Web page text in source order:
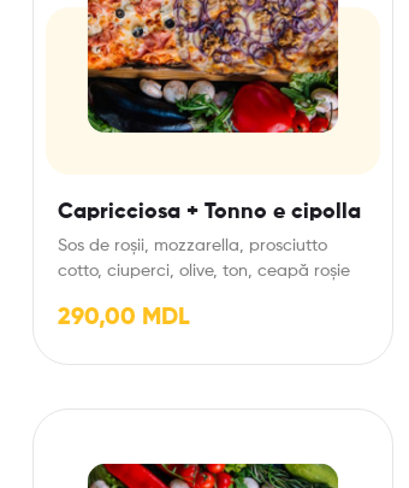
Capricciosa + Tonno e cipolla
Sos de roșii, mozzarella, prosciutto
cotto, ciuperci, olive, ton, ceapă roșie
290,00 MDL